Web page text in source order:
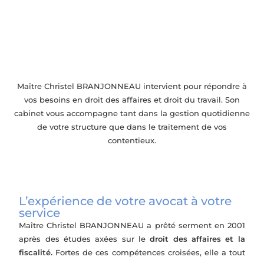
Maître Christel BRANJONNEAU intervient pour répondre à
vos besoins en droit des affaires et droit du travail. Son
cabinet vous accompagne tant dans la gestion quotidienne
de votre structure que dans le traitement de vos
contentieux.
L’expérience de votre avocat à votre
service
Maître Christel BRANJONNEAU a prêté serment en 2001
après des études axées sur ledroit des affaires et la
fiscalité. Fortes de ces compétences croisées, elle a tout